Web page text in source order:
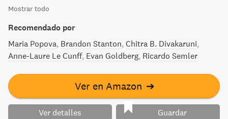
Mostrar todo
Recomendado por
Maria Popova Brandon Stanton Chitra B. Divakaruni
Anne-Laure Le Cunff Evan Goldberg Ricardo Semler
Ver en Amazon ➔
Ver detalles Guardar